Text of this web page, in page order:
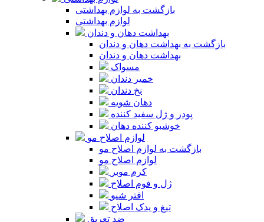
بازگشت به لوازم بهداشتی
لوازم بهداشتی
بهداشت دهان و دندان
بازگشت به بهداشت دهان و دندان
بهداشت دهان و دندان
مسواک
خمیر دندان
نخ دندان
دهان شویه
پودر و ژل سفید کننده
خوشبو کننده دهان
لوازم اصلاح مو
بازگشت به لوازم اصلاح مو
لوازم اصلاح مو
کرم موبر
ژل و فوم اصلاح
افتر شیو
تیغ و یدک اصلاح
ضد تعریق